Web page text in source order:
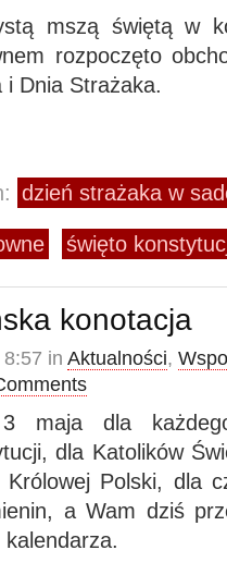
mszą świętą w
rozpoczęto
i Dnia Strażaka.
dzień strażaka w
święto
konotacja
in Aktualności,
maja dla
dla Katolików
Królowej Polski, dla
a Wam dziś